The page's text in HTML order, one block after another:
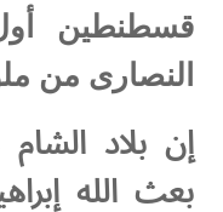
قسطنطين
النصارى من
إن بلاد الشام
بعث الله